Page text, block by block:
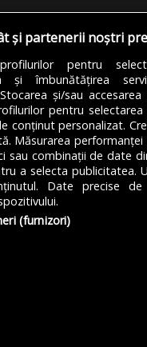
putea beneficia de
își desfășoară
COOKIES
și partenerii noștri
pentru
și îmbunătățirea
și/sau
pentru
conținut personalizat.
Măsurarea
sau combinații de date
a selecta publicitatea.
Date precise
(furnizori)